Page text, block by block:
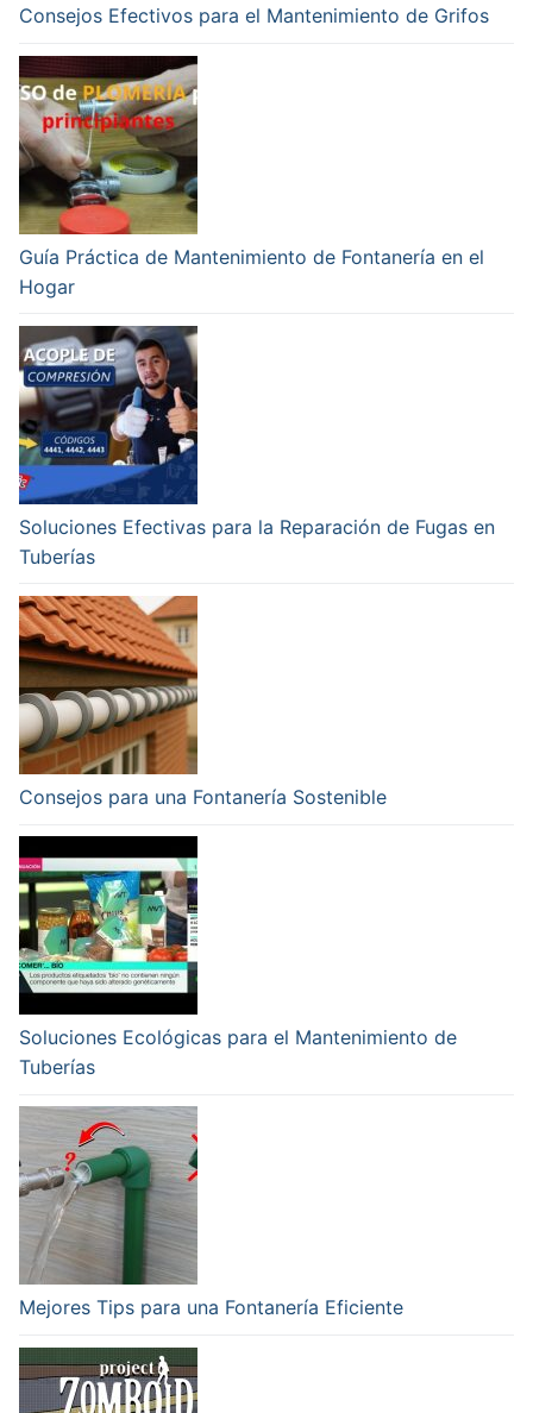
Consejos Efectivos para el Mantenimiento de Grifos
Guía Práctica de Mantenimiento de Fontanería en el
Hogar
Soluciones Efectivas para la Reparación de Fugas en
Tuberías
Consejos para una Fontanería Sostenible
Soluciones Ecológicas para el Mantenimiento de
Tuberías
Mejores Tips para una Fontanería Eficiente